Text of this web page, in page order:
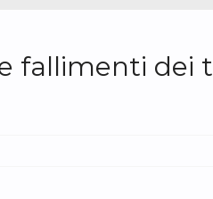
fallimenti dei